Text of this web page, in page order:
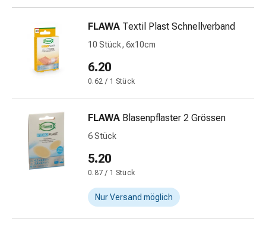
Zeckenpinzette
Anti-
Rezeptpflichtige
Arzneimittel
Rezeptpflichtige
Menstruation
Wechseljahre
Vaginalgesundheit
Mineralstoffe
Vitamine
FLAWA Textil Plast Schnellverband
10 Stück, 6x10cm
6.20
0.62 / 1 Stück
FLAWA Blasenpflaster 2 Grössen
6 Stück
5.20
0.87 / 1 Stück
Nur Versand möglich